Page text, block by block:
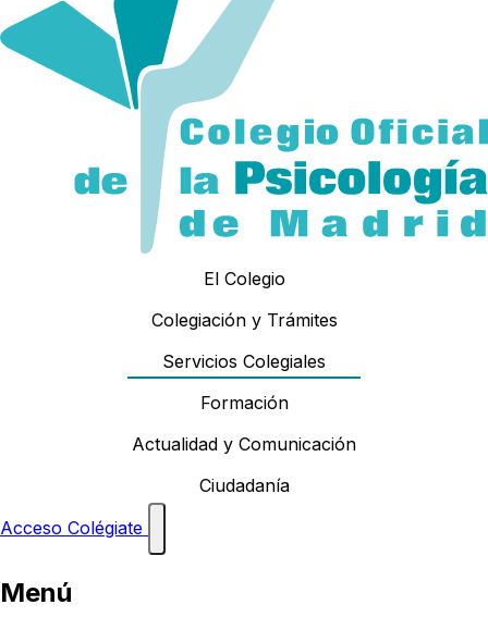
El Colegio
Colegiación y Trámites
Servicios Colegiales
Formación
Actualidad y Comunicación
Ciudadanía
Acceso Colégiate
Menú